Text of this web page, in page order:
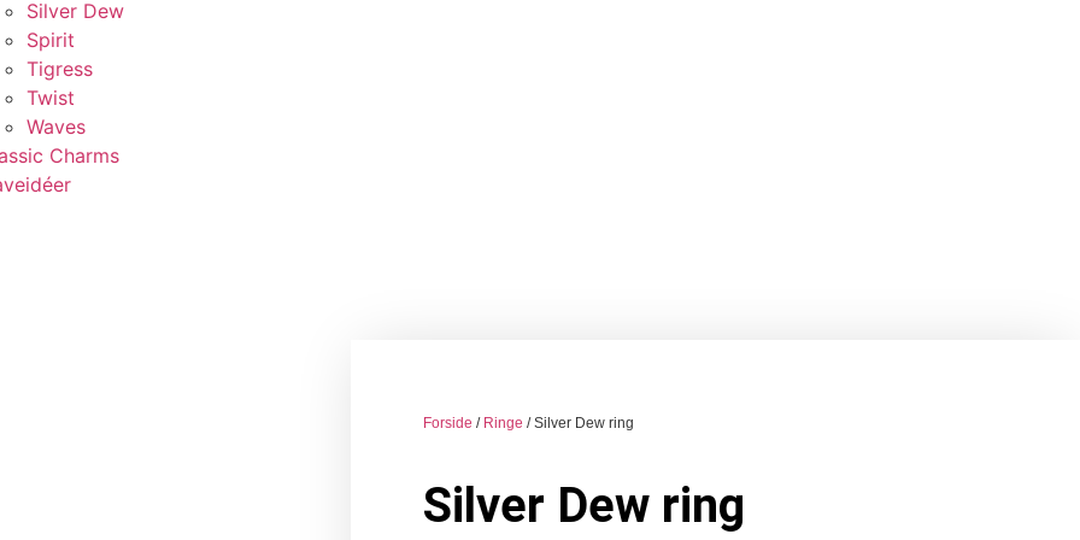
Silver Dew
Spirit
Tigress
Twist
Waves
Charms
Forside / Ringe / Silver Dew ring
Silver Dew ring